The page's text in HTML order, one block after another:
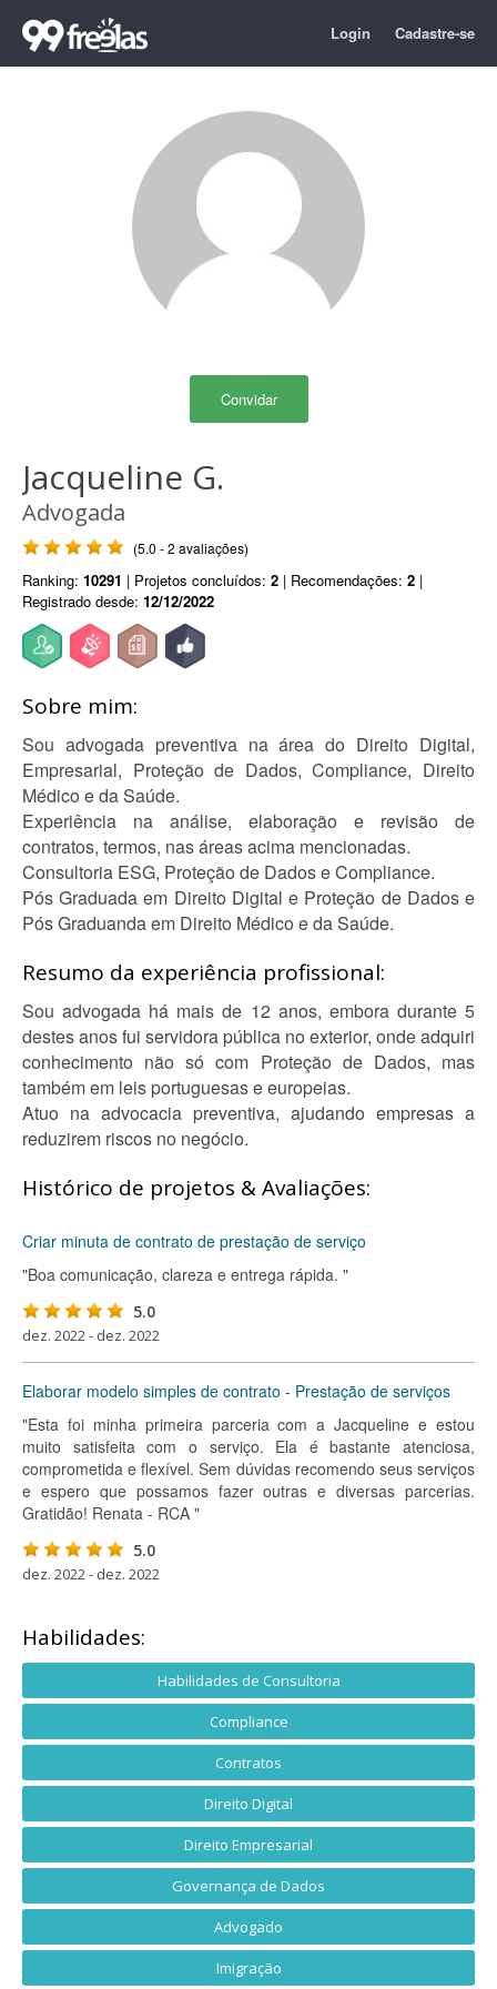
Login Cadastre-se
Convidar
Jacqueline G.
Advogada
(5.0 - 2 avaliações)
Ranking: 10291 | Projetos concluídos: 2 | Recomendações: 2 |
Registrado desde: 12/12/2022
Sobre mim:
Sou advogada preventiva na área do Direito Digital,
Empresarial, Proteção de Dados, Compliance, Direito
Médico e da Saúde.
Experiência na análise, elaboração e revisão de
contratos, termos, nas áreas acima mencionadas.
Consultoria ESG, Proteção de Dados e Compliance.
Pós Graduada em Direito Digital e Proteção de Dados e
Pós Graduanda em Direito Médico e da Saúde.
Resumo da experiência profissional:
Sou advogada há mais de 12 anos, embora durante 5
destes anos fui servidora pública no exterior, onde adquiri
conhecimento não só com Proteção de Dados, mas
também em leis portuguesas e europeias.
Atuo na advocacia preventiva, ajudando empresas a
reduzirem riscos no negócio.
Histórico de projetos & Avaliações:
Criar minuta de contrato de prestação de serviço
"Boa comunicação, clareza e entrega rápida. "
5.0
dez. 2022 - dez. 2022
Elaborar modelo simples de contrato - Prestação de serviços
"Esta foi minha primeira parceria com a Jacqueline e estou
muito satisfeita com o serviço. Ela é bastante atenciosa,
comprometida e flexível. Sem dúvidas recomendo seus serviços
e espero que possamos fazer outras e diversas parcerias.
Gratidão! Renata - RCA "
5.0
dez. 2022 - dez. 2022
Habilidades:
Habilidades de Consultoria
Compliance
Contratos
Direito Digital
Direito Empresarial
Governança de Dados
Advogado
Imigração